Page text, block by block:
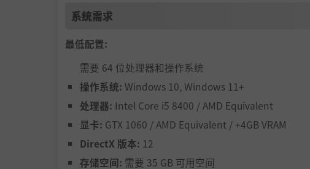
细川歩美的谜团
系统需求
最低配置:
需要 64 位处理器和操作系统
操作系统: Windows 10, Windows 11+
处理器: Intel Core i5 8400 / AMD Equivalent
显卡: GTX 1060 / AMD Equivalent / +4GB VRAM
DirectX 版本: 12
存储空间: 需要 35 GB 可用空间